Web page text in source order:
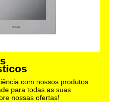
com nossos produtos.
para todas as suas
nossas ofertas!